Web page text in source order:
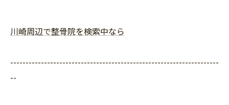
川崎周辺で整骨院を検索中なら
--------------------------------------------------------------------
--